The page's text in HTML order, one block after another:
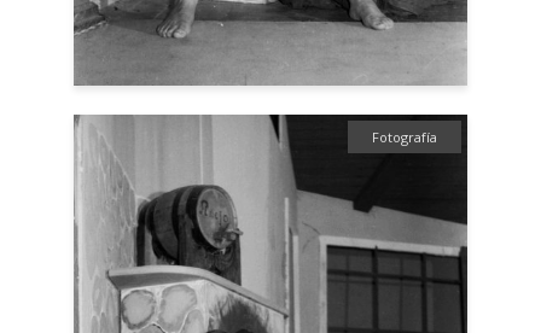
Fotografía